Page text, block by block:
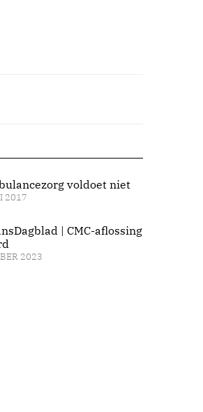
voldoet niet
2017
| CMC-aflossing
2023